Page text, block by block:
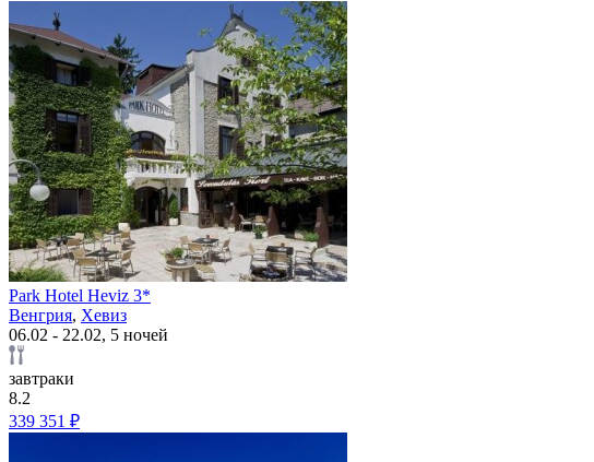
Park Hotel Heviz 3*
Венгрия, Хевиз
06.02 - 22.02, 5 ночей
завтраки
8.2
339 351 ₽